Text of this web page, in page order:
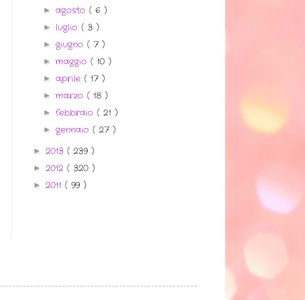
► agosto ( 6 )
► luglio ( 3 )
► giugno ( 7 )
► maggio ( 10 )
► aprile ( 17 )
► marzo ( 18 )
► febbraio ( 21 )
► gennaio ( 27 )
► 2013 ( 239 )
► 2012 ( 320 )
► 2011 ( 99 )